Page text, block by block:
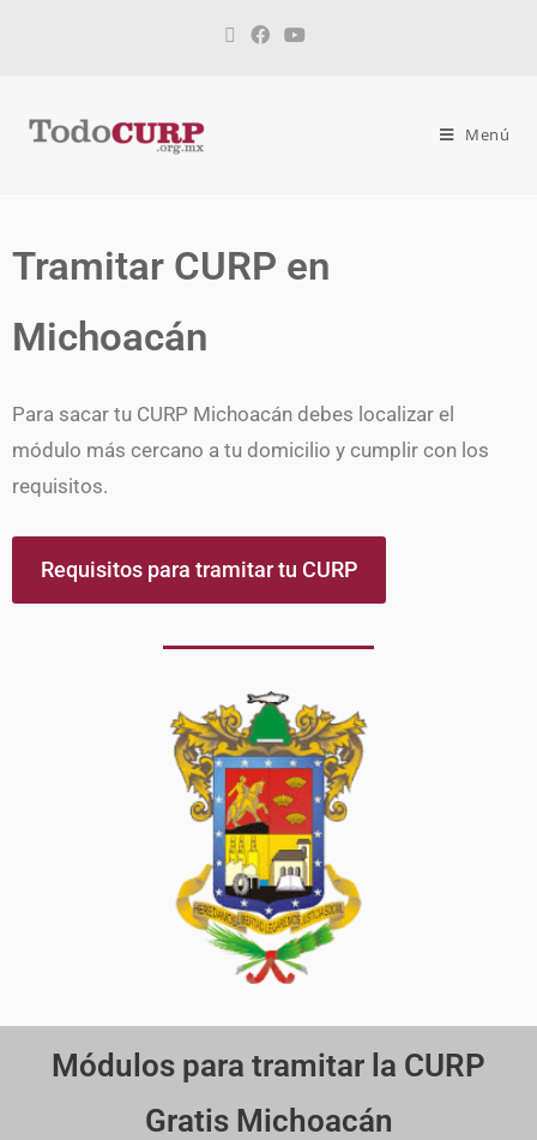
Menú
Tramitar CURP en
Michoacán
Para sacar tu CURP Michoacán debes localizar el
módulo más cercano a tu domicilio y cumplir con los
requisitos.
Requisitos para tramitar tu CURP
Módulos para tramitar la CURP
Gratis Michoacán